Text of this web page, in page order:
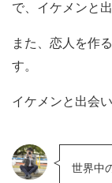
で、イケメンと
また、恋人を作
す。
イケメンと出会
世界中